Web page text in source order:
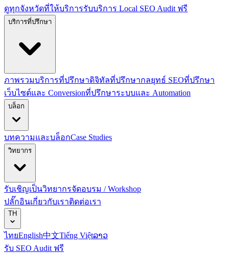
ดูทุกจังหวัดที่ให้บริการรับบริการ Local SEO Audit ฟรี
บริการที่ปรึกษา
ภาพรวมบริการที่ปรึกษาดิจิทัลที่ปรึกษากลยุทธ์ SEOที่ปรึกษา
เว็บไซต์และ Conversionที่ปรึกษาระบบและ Automation
บล็อก
บทความและบล็อกCase Studies
วิทยากร
รับเชิญเป็นวิทยากรจัดอบรม / Workshop
ปลั๊กอินเกี่ยวกับเราติดต่อเรา
TH
ไทยEnglish中文Tiếng Việtລາວ
รับ SEO Audit ฟรี